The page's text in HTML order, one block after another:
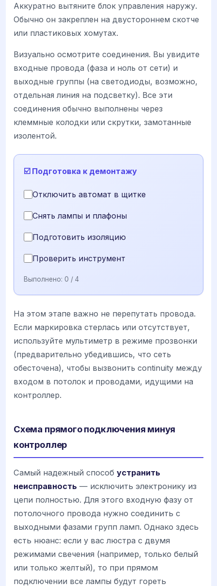
Аккуратно вытяните блок управления наружу.
Обычно он закреплен на двустороннем скотче
или пластиковых хомутах.
Визуально осмотрите соединения. Вы увидите
входные провода (фаза и ноль от сети) и
выходные группы (на светодиоды, возможно,
отдельная линия на подсветку). Все эти
соединения обычно выполнены через
клеммные колодки или скрутки, замотанные
изолентой.
☑️ Подготовка к демонтажу
Отключить автомат в щитке
Снять лампы и плафоны
Подготовить изоляцию
Проверить инструмент
Выполнено: 0 / 4
На этом этапе важно не перепутать провода.
Если маркировка стерлась или отсутствует,
используйте мультиметр в режиме прозвонки
(предварительно убедившись, что сеть
обесточена), чтобы вызвонить continuity между
входом в потолок и проводами, идущими на
контроллер.
Схема прямого подключения минуя
контроллер
Самый надежный способ устранить
неисправность — исключить электронику из
цепи полностью. Для этого входную фазу от
потолочного провода нужно соединить с
выходными фазами групп ламп. Однако здесь
есть нюанс: если у вас люстра с двумя
режимами свечения (например, только белый
или только желтый), то при прямом
подключении все лампы будут гореть